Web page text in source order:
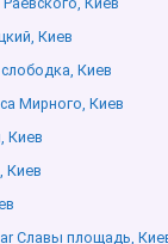
Киев
Киев
Мирного, Киев
Киев
Киев
Славы площадь,